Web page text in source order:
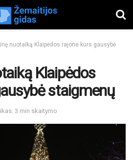
nuotaiką Klaipėdos rajone kurs gausybė
Klaipėdos
staigmenų
3 min skaitymo